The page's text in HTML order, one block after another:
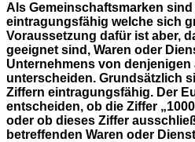
Als Gemeinschaftsmarken sind
eintragungsfähig welche sich
Voraussetzung dafür ist aber,
geeignet sind, Waren oder
Unternehmens von
unterscheiden. Grundsätzlich
Ziffern eintragungsfähig. Der
entscheiden, ob die Ziffer
oder ob dieses Ziffer
betreffenden Waren oder